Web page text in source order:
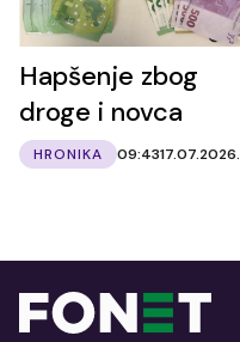
Hapšenje zbog
droge i novca
HRONIKA 09:4317.07.2026.